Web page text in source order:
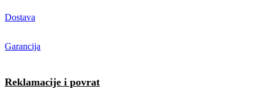
Dostava
Garancija
Reklamacije i povrat